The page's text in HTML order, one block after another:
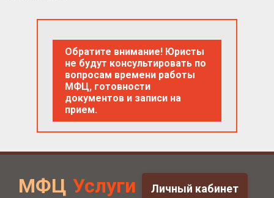
Обратите внимание! Юристы
не будут консультировать по
вопросам времени работы
МФЦ, готовности
документов и записи на
прием.
МФЦ Услуги Личный кабинет